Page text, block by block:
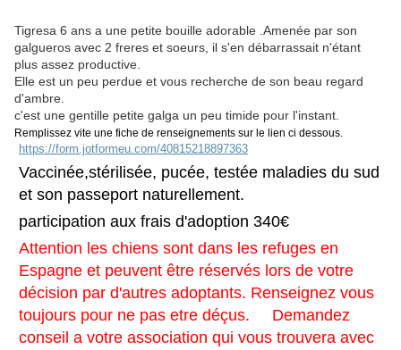
Tigresa 6 ans a une petite bouille adorable .Amenée par son
galgueros avec 2 freres et soeurs, il s'en débarrassait n'étant
plus assez productive.
Elle est un peu perdue et vous recherche de son beau regard
d'ambre.
c'est une gentille petite galga un peu timide pour l'instant.
Remplissez vite une fiche de renseignements sur le lien ci dessous.
https://form.jotformeu.com/40815218897363
Vaccinée,stérilisée, pucée, testée maladies du sud
et son passeport naturellement.
participation aux frais d'adoption 340€
Attention les chiens sont dans les refuges en
Espagne et peuvent être réservés lors de votre
décision par d'autres adoptants. Renseignez vous
toujours pour ne pas etre déçus. Demandez
conseil a votre association qui vous trouvera avec